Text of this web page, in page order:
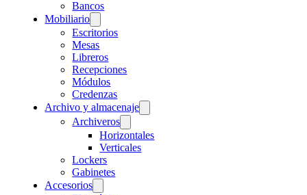
Bancos
Mobiliario
Escritorios
Mesas
Libreros
Recepciones
Módulos
Credenzas
Archivo y almacenaje
Archiveros
Horizontales
Verticales
Lockers
Gabinetes
Accesorios